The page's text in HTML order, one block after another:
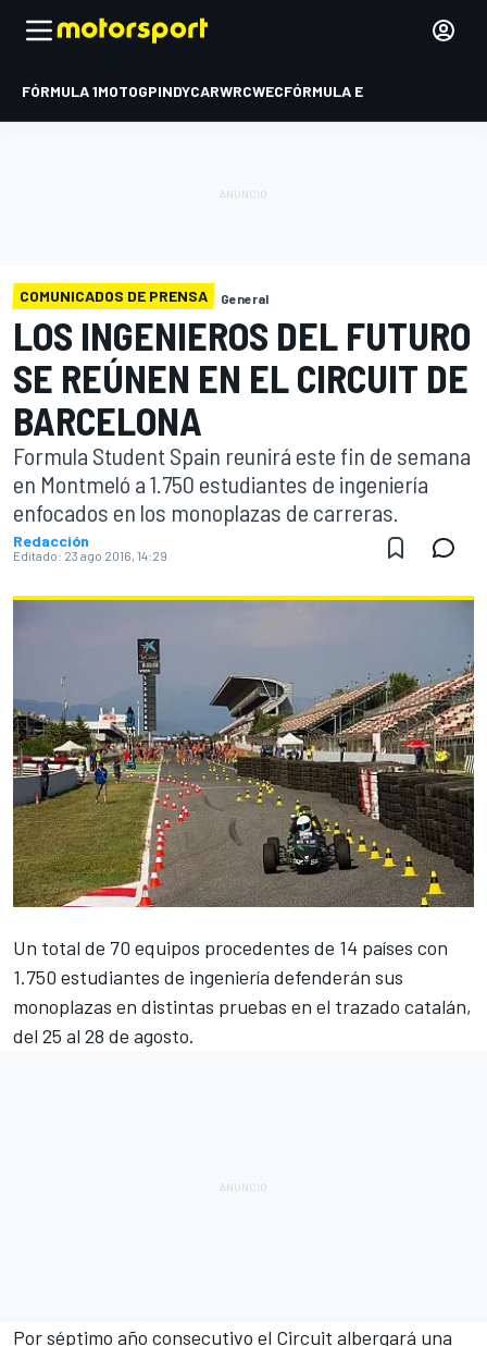
FÓRMULA 1MOTOGPINDYCARWRCWECFÓRMULA E
COMUNICADOS DE PRENSA General
LOS INGENIEROS DEL FUTURO
SE REÚNEN EN EL CIRCUIT DE
BARCELONA
Formula Student Spain reunirá este fin de semana
en Montmeló a 1.750 estudiantes de ingeniería
enfocados en los monoplazas de carreras.
Redacción
Editado: 23 ago 2016, 14:29
Un total de 70 equipos procedentes de 14 países con
1.750 estudiantes de ingeniería defenderán sus
monoplazas en distintas pruebas en el trazado catalán,
del 25 al 28 de agosto.
Por séptimo año consecutivo el Circuit albergará una